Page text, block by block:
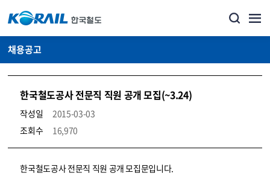
채용공고
한국철도공사 전문직 직원 공개 모집(~3.24)
작성일
2015-03-03
조회수
16,970
코레일소개_경영공시_채용공고 상세보기 – 내용, 파일, 담당자 연락처로 구성
한국철도공사 전문직 직원 공개 모집문입니다.